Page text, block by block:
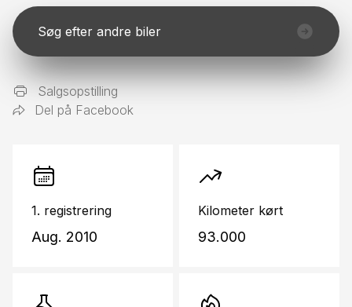
Søg efter andre biler
Salgsopstilling
Del på Facebook
1. registrering
Aug. 2010
Kilometer kørt
93.000